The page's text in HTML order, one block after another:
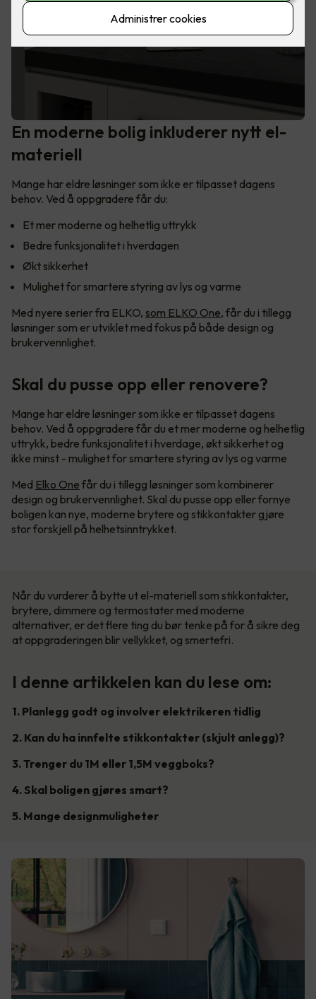
En moderne bolig inkluderer nytt el-
materiell
Mange har eldre løsninger som ikke er tilpasset dagens
behov. Ved å oppgradere får du:
Et mer moderne og helhetlig uttrykk
Bedre funksjonalitet i hverdagen
Økt sikkerhet
Mulighet for smartere styring av lys og varme
Med nyere serier fra ELKO, som ELKO One, får du i tillegg
løsninger som er utviklet med fokus på både design og
brukervennlighet.
Skal du pusse opp eller renovere?
Mange har eldre løsninger som ikke er tilpasset dagens
behov. Ved å oppgradere får du et mer moderne og helhetlig
uttrykk, bedre funksjonalitet i hverdage, økt sikkerhet og
ikke minst - mulighet for smartere styring av lys og varme
Med Elko One får du i tillegg løsninger som kombinerer
design og brukervennlighet. Skal du pusse opp eller fornye
boligen kan nye, moderne brytere og stikkontakter gjøre
stor forskjell på helhetsinntrykket.
Når du vurderer å bytte ut el-materiell som stikkontakter,
brytere, dimmere og termostater med moderne
alternativer, er det flere ting du bør tenke på for å sikre deg
at oppgraderingen blir vellykket, og smertefri.
I denne artikkelen kan du lese om:
1. Planlegg godt og involver elektrikeren tidlig
2. Kan du ha innfelte stikkontakter (skjult anlegg)?
3. Trenger du 1M eller 1,5M veggboks?
4. Skal boligen gjøres smart?
5. Mange designmuligheter